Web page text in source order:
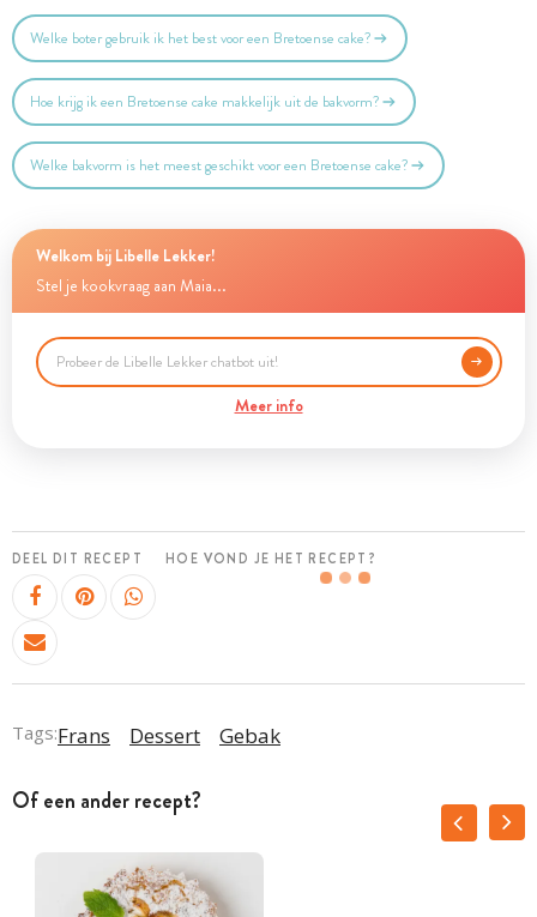
Welke boter gebruik ik het best voor een Bretoense cake?
Hoe krijg ik een Bretoense cake makkelijk uit de bakvorm?
Welke bakvorm is het meest geschikt voor een Bretoense cake?
Welkom bij Libelle Lekker!
Stel je kookvraag aan Maia...
Meer info
DEEL DIT RECEPT HOE VOND JE HET RECEPT?
Tags:Frans Dessert Gebak
Of een ander recept?